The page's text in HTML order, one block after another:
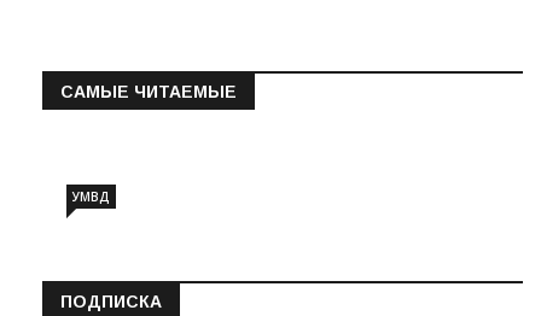
САМЫЕ ЧИТАЕМЫЕ
УМВД
ПОДПИСКА